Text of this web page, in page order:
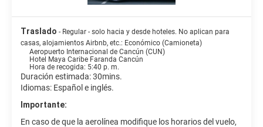
Traslado - Regular - solo hacia y desde hoteles. No aplican para
casas, alojamientos Airbnb, etc.: Económico (Camioneta)
Aeropuerto Internacional de Cancún (CUN)
Hotel Maya Caribe Faranda Cancún
Hora de recogida: 5:40 p. m.
Duración estimada: 30mins.
Idiomas: Español e inglés.
Importante:
En caso de que la aerolínea modifique los horarios del vuelo,